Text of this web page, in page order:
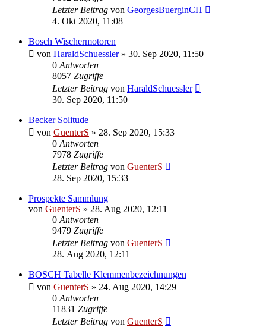
Letzter Beitrag von GeorgesBuerginCH
4. Okt 2020, 11:08
Bosch Wischermotoren
von HaraldSchuessler» 30. Sep 2020, 11:50
0 Antworten
8057 Zugriffe
Letzter Beitrag von HaraldSchuessler
30. Sep 2020, 11:50
Becker Solitude
von GuenterS » 28. Sep 2020, 15:33
0 Antworten
7978 Zugriffe
Letzter Beitrag von GuenterS
28. Sep 2020, 15:33
Prospekte Sammlung
von GuenterS » 28. Aug 2020, 12:11
0 Antworten
9479 Zugriffe
Letzter Beitrag von GuenterS
28. Aug 2020, 12:11
BOSCH Tabelle Klemmenbezeichnungen
von GuenterS » 24. Aug 2020, 14:29
0 Antworten
11831 Zugriffe
Letzter Beitrag von GuenterS